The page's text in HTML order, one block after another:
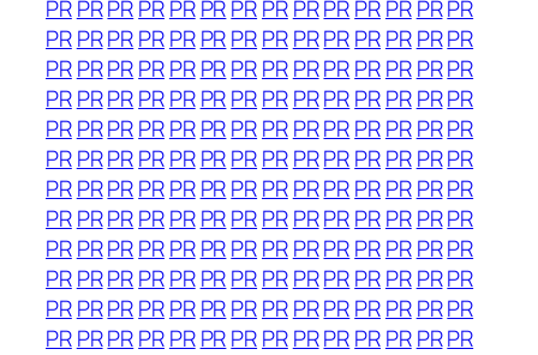
PRPRPRPRPR PRPRPRPRPRPRPR PRPR
PRPRPRPRPR PRPRPRPRPRPRPR PRPR
PRPRPRPRPR PRPRPRPRPRPRPR PRPR
PRPRPRPRPR PRPRPRPRPRPRPR PRPR
PRPRPRPRPR PRPRPRPRPRPRPR PRPR
PRPRPRPRPR PRPRPRPRPRPRPR PRPR
PRPRPRPRPR PRPRPRPRPRPRPR PRPR
PRPRPRPRPR PRPRPRPRPRPRPR PRPR
PRPRPRPRPR PRPRPRPRPRPRPR PRPR
PRPRPRPRPR PRPRPRPRPRPRPR PRPR
PRPRPRPRPR PRPRPRPRPRPRPR PRPR
PRPRPRPRPR PRPRPRPRPRPRPR PRPR